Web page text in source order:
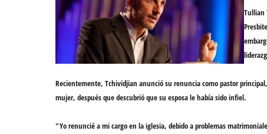
Tullian
Recientemente, Tchividjian anunció su renuncia comopastor principal,
mujer, después que descubrió que su esposa le había sido infiel.
"Yo renuncié a mi cargo en la iglesia, debido aproblemas